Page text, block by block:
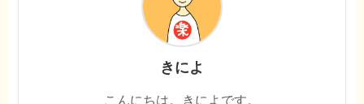
きによ
こんにちは。きによです。